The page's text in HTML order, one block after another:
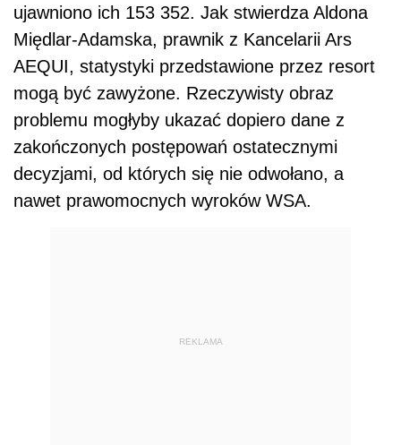
ujawniono ich 153 352. Jak stwierdza Aldona
Międlar-Adamska, prawnik z Kancelarii Ars
AEQUI, statystyki przedstawione przez resort
mogą być zawyżone. Rzeczywisty obraz
problemu mogłyby ukazać dopiero dane z
zakończonych postępowań ostatecznymi
decyzjami, od których się nie odwołano, a
nawet prawomocnych wyroków WSA.
REKLAMA